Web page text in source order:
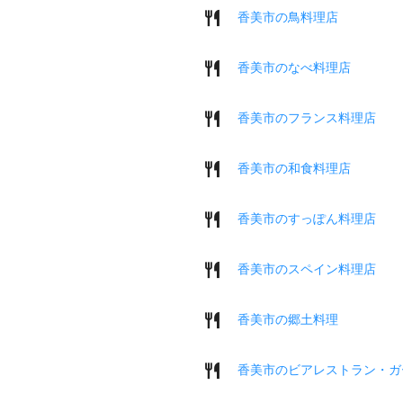
香美市の鳥料理店
香美市のなべ料理店
香美市のフランス料理店
香美市の和食料理店
香美市のすっぽん料理店
香美市のスペイン料理店
香美市の郷土料理
香美市のビアレストラン・